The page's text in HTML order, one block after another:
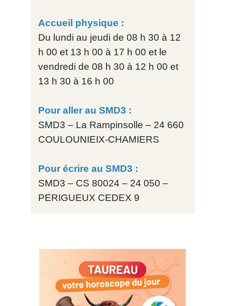
Accueil physique :
Du lundi au jeudi de 08 h 30 à 12
h 00 et 13 h 00 à 17 h 00 et le
vendredi de 08 h 30 à 12 h 00 et
13 h 30 à 16 h 00
Pour aller au SMD3 :
SMD3 – La Rampinsolle – 24 660
COULOUNIEIX-CHAMIERS
Pour écrire au SMD3 :
SMD3 – CS 80024 – 24 050 –
PERIGUEUX CEDEX 9